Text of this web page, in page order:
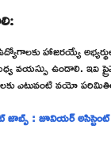
హాజరయ్యే
వయస్సు ఉండాలి. ఇవి
ఎటువంటి వయో
జాబ్స్ : జూనియర్ అసిస్టెంట్